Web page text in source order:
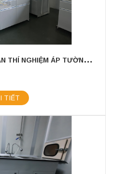
S
ẢN XUẤT CUNG CẤP BÀN THÍ NGHIỆM ÁP TƯỜNG, BÀN THÍ NGHIỆM CÓ CHẬU RỬA
TIẾT